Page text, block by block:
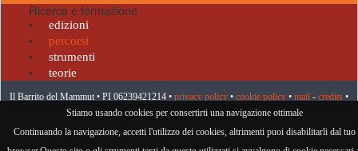
Stiamo usando cookies per consertirti una navigazione ottimale
Continuando la navigazione, accetti l'utilizzo dei cookies, altrimenti puoi disabilitarli dal tuo
Ricerca e formazione
edizioni
percorsi
strumenti
teorie
Il Barrito del Mammut • PI 06239421214 • privacy policy • cookie policy • mail - credits •
visitatore n° 959204